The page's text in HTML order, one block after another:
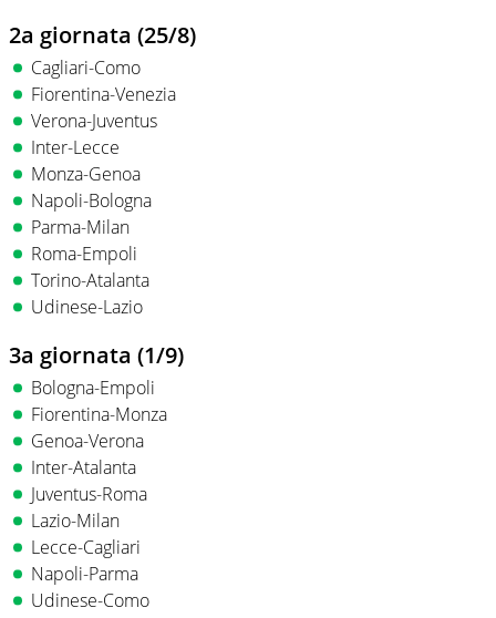
2a giornata (25/8)
Cagliari-Como
Fiorentina-Venezia
Verona-Juventus
Inter-Lecce
Monza-Genoa
Napoli-Bologna
Parma-Milan
Roma-Empoli
Torino-Atalanta
Udinese-Lazio
3a giornata (1/9)
Bologna-Empoli
Fiorentina-Monza
Genoa-Verona
Inter-Atalanta
Juventus-Roma
Lazio-Milan
Lecce-Cagliari
Napoli-Parma
Udinese-Como